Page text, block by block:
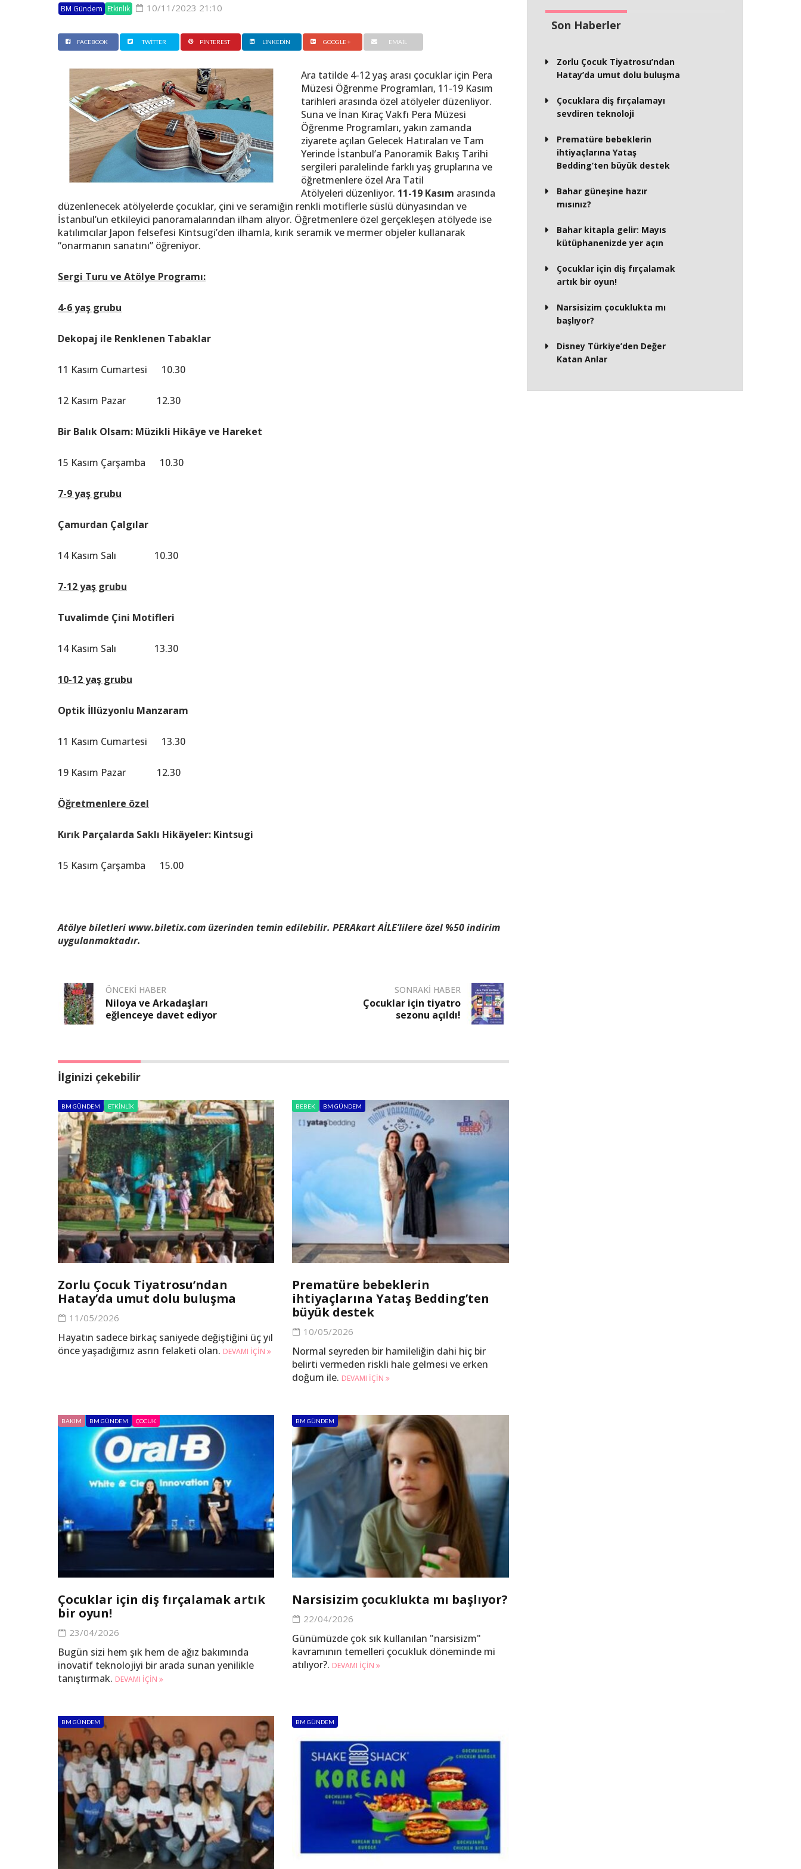
BM Gündem Etkinlik 10/11/2023 21:10
FACEBOOK TWITTER PINTEREST LINKEDIN GOOGLE + EMAIL
Ara tatilde 4-12 yaş arası çocuklar için Pera
Müzesi Öğrenme Programları, 11-19 Kasım
tarihleri arasında özel atölyeler düzenliyor.
Suna ve İnan Kıraç Vakfı Pera Müzesi
Öğrenme Programları, yakın zamanda
ziyarete açılan Gelecek Hatıraları ve Tam
Yerinde İstanbul’a Panoramik Bakış Tarihi
sergileri paralelinde farklı yaş gruplarına ve
öğretmenlere özel Ara Tatil
Atölyeleri düzenliyor. 11-19 Kasım arasında
düzenlenecek atölyelerde çocuklar, çini ve seramiğin renkli motiflerle süslü dünyasından ve
İstanbul’un etkileyici panoramalarından ilham alıyor. Öğretmenlere özel gerçekleşen atölyede ise
katılımcılar Japon felsefesi Kintsugi’den ilhamla, kırık seramik ve mermer objeler kullanarak
“onarmanın sanatını” öğreniyor.
Sergi Turu ve Atölye Programı:
4-6 yaş grubu
Dekopaj ile Renklenen Tabaklar
11 Kasım Cumartesi 10.30
12 Kasım Pazar 12.30
Bir Balık Olsam: Müzikli Hikâye ve Hareket
15 Kasım Çarşamba 10.30
7-9 yaş grubu
Çamurdan Çalgılar
14 Kasım Salı 10.30
7-12 yaş grubu
Tuvalimde Çini Motifleri
14 Kasım Salı 13.30
10-12 yaş grubu
Optik İllüzyonlu Manzaram
11 Kasım Cumartesi 13.30
19 Kasım Pazar 12.30
Öğretmenlere özel
Kırık Parçalarda Saklı Hikâyeler: Kintsugi
15 Kasım Çarşamba 15.00
Atölye biletleri www.biletix.com üzerinden temin edilebilir. PERAkart AİLE’lilere özel %50 indirim
uygulanmaktadır.
ÖNCEKI HABER
Niloya ve Arkadaşları
eğlenceye davet ediyor
SONRAKI HABER
Çocuklar için tiyatro
sezonu açıldı!
İlginizi çekebilir
BM GÜNDEM ETKINLIK
Zorlu Çocuk Tiyatrosu’ndan
Hatay’da umut dolu buluşma
11/05/2026
Hayatın sadece birkaç saniyede değiştiğini üç yıl
önce yaşadığımız asrın felaketi olan. DEVAMI IÇIN
BEBEK BM GÜNDEM
Prematüre bebeklerin
ihtiyaçlarına Yataş Bedding’ten
büyük destek
10/05/2026
Normal seyreden bir hamileliğin dahi hiç bir
belirti vermeden riskli hale gelmesi ve erken
doğum ile. DEVAMI IÇIN
BAKIM BM GÜNDEM ÇOCUK
Çocuklar için diş fırçalamak artık
bir oyun!
23/04/2026
Bugün sizi hem şık hem de ağız bakımında
inovatif teknolojiyi bir arada sunan yenilikle
tanıştırmak. DEVAMI IÇIN
BM GÜNDEM
Narsisizim çocuklukta mı başlıyor?
22/04/2026
Günümüzde çok sık kullanılan "narsisizm"
kavramının temelleri çocukluk döneminde mi
atılıyor?. DEVAMI IÇIN
BM GÜNDEM BM GÜNDEM
Son Haberler
Zorlu Çocuk Tiyatrosu’ndan
Hatay’da umut dolu buluşma
Çocuklara diş fırçalamayı
sevdiren teknoloji
Prematüre bebeklerin
ihtiyaçlarına Yataş
Bedding’ten büyük destek
Bahar güneşine hazır
mısınız?
Bahar kitapla gelir: Mayıs
kütüphanenizde yer açın
Çocuklar için diş fırçalamak
artık bir oyun!
Narsisizim çocuklukta mı
başlıyor?
Disney Türkiye’den Değer
Katan Anlar